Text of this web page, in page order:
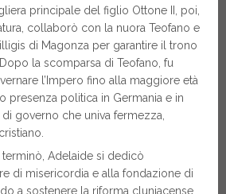
principale del figlio Ottone II, poi,
collaborò con la nuora Teofano e
di Magonza per garantire il trono
la scomparsa di Teofano, fu
l’Impero fino alla maggiore età
presenza politica in Germania e in
governo che univa fermezza,
Adelaide si dedicò
di misericordia e alla fondazione di
a sostenere la riforma cluniacense